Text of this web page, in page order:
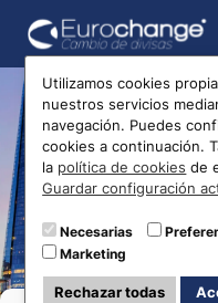
Oficinas
Utilizamos cookies
nuestros servicios
navegación. Puedes
cookies a continuación.
la política de cookies de
Guardar configuración
Necesarias
Marketing
Rechazar todas